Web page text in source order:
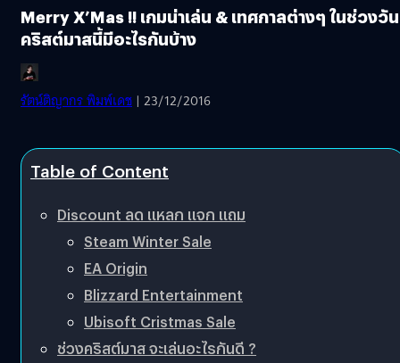
Merry X’Mas !! เกมน่าเล่น & เทศกาลต่างๆ ในช่วงวัน
คริสต์มาสนี้มีอะไรกันบ้าง
รัตน์ติญากร พิมพ์เดช | 23/12/2016
Table of Content
Discount ลด แหลก แจก แถม
Steam Winter Sale
EA Origin
Blizzard Entertainment
Ubisoft Cristmas Sale
ช่วงคริสต์มาส จะเล่นอะไรกันดี ?